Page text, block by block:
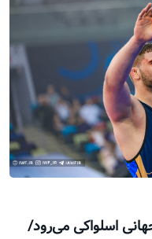
اسلواکی می‌رود/